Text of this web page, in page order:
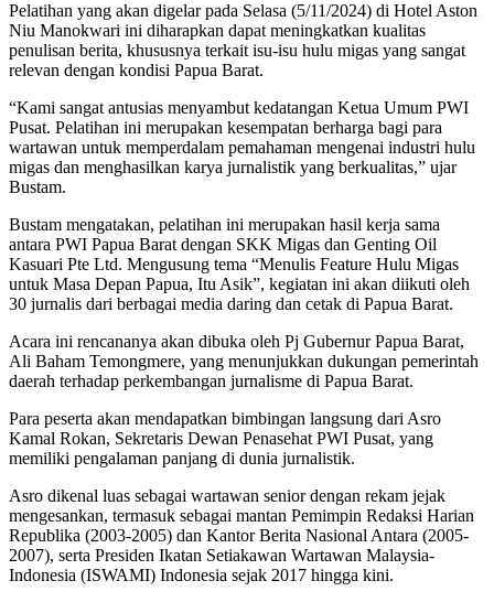
Pelatihan yang akan digelar pada Selasa (5/11/2024) di Hotel Aston
Niu Manokwari ini diharapkan dapat meningkatkan kualitas
penulisan berita, khususnya terkait isu-isu hulu migas yang sangat
relevan dengan kondisi Papua Barat.
“Kami sangat antusias menyambut kedatangan Ketua Umum PWI
Pusat. Pelatihan ini merupakan kesempatan berharga bagi para
wartawan untuk memperdalam pemahaman mengenai industri hulu
migas dan menghasilkan karya jurnalistik yang berkualitas,” ujar
Bustam.
Bustam mengatakan, pelatihan ini merupakan hasil kerja sama
antara PWI Papua Barat dengan SKK Migas dan Genting Oil
Kasuari Pte Ltd. Mengusung tema “Menulis Feature Hulu Migas
untuk Masa Depan Papua, Itu Asik”, kegiatan ini akan diikuti oleh
30 jurnalis dari berbagai media daring dan cetak di Papua Barat.
Acara ini rencananya akan dibuka oleh Pj Gubernur Papua Barat,
Ali Baham Temongmere, yang menunjukkan dukungan pemerintah
daerah terhadap perkembangan jurnalisme di Papua Barat.
Para peserta akan mendapatkan bimbingan langsung dari Asro
Kamal Rokan, Sekretaris Dewan Penasehat PWI Pusat, yang
memiliki pengalaman panjang di dunia jurnalistik.
Asro dikenal luas sebagai wartawan senior dengan rekam jejak
mengesankan, termasuk sebagai mantan Pemimpin Redaksi Harian
Republika (2003-2005) dan Kantor Berita Nasional Antara (2005-
2007), serta Presiden Ikatan Setiakawan Wartawan Malaysia-
Indonesia (ISWAMI) Indonesia sejak 2017 hingga kini.